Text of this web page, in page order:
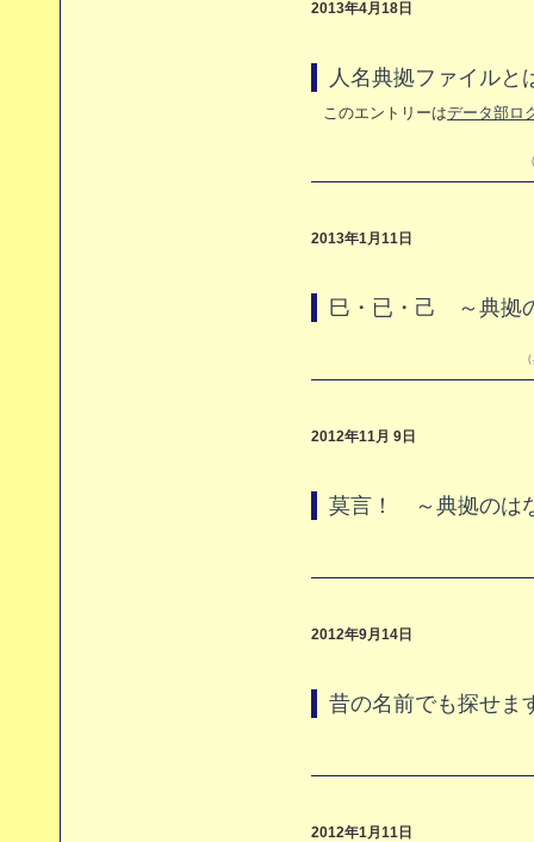
2013年4月18日
人名典拠ファイルと
このエントリーはデータ部ロ
2013年1月11日
巳・已・己 ～典拠
2012年11月 9日
莫言！ ～典拠のは
2012年9月14日
昔の名前でも探せま
2012年1月11日